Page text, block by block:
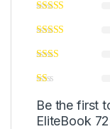
Be the first
EliteBook